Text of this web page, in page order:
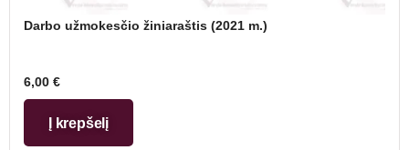
Darbo užmokesčio žiniaraštis (2021 m.)
6,00 €
Į krepšelį